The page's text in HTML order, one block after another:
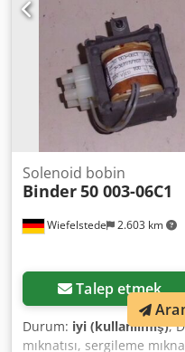
Wiefelstede 2.603 km
Solenoid bobin
Binder50 003-06C1
Talep etmek
Durum: iyi (kullanılmış),
mıknatısı, sergileme